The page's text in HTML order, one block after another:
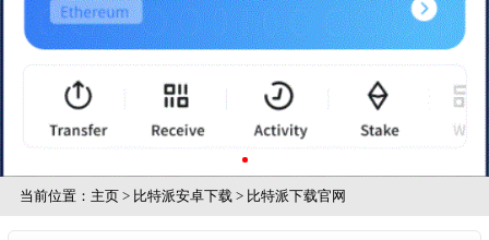
当前位置： 主页> 比特派安卓下载 > 比特派下载官网